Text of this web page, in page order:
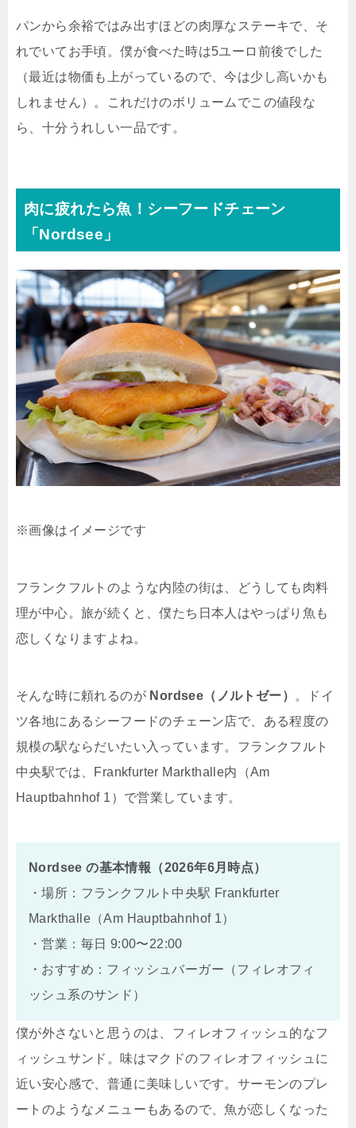
パンから余裕ではみ出すほどの肉厚なステーキで、そ
れでいてお手頃。僕が食べた時は5ユーロ前後でした
（最近は物価も上がっているので、今は少し高いかも
しれません）。これだけのボリュームでこの値段な
ら、十分うれしい一品です。
肉に疲れたら魚！シーフードチェーン
「Nordsee」
※画像はイメージです
フランクフルトのような内陸の街は、どうしても肉料
理が中心。旅が続くと、僕たち日本人はやっぱり魚も
恋しくなりますよね。
そんな時に頼れるのが Nordsee（ノルトゼー）
。ドイ
ツ各地にあるシーフードのチェーン店で、ある程度の
規模の駅ならだいたい入っています。フランクフルト
中央駅では、Frankfurter Markthalle内（Am
Hauptbahnhof 1）で営業しています。
Nordsee の基本情報（2026年6月時点）
・場所：フランクフルト中央駅 Frankfurter
Markthalle（Am Hauptbahnhof 1）
・営業：毎日 9:00〜22:00
・おすすめ：フィッシュバーガー（フィレオフィ
ッシュ系のサンド）
僕が外さないと思うのは、フィレオフィッシュ的なフ
ィッシュサンド。味はマクドのフィレオフィッシュに
近い安心感で、普通に美味しいです。サーモンのプレ
ートのようなメニューもあるので、魚が恋しくなった